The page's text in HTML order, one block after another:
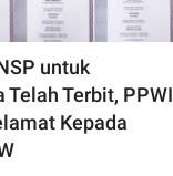
untuk
Telah Terbit, PPWI
Kepada